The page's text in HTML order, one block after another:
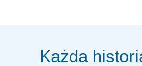
Każda